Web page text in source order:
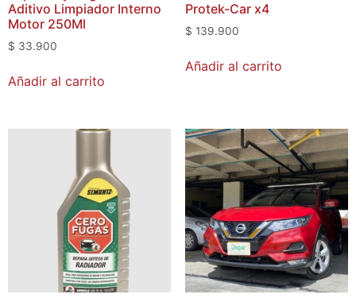
Aditivo Limpiador Interno
Motor 250Ml
$ 33.900
Añadir al carrito
Protek-Car x4
$ 139.900
Añadir al carrito